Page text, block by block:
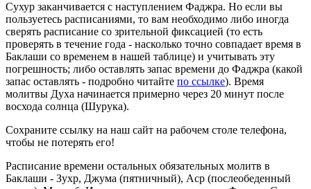
Сухур заканчивается с наступлением Фаджра. Но если вы
пользуетесь расписаниями, то вам необходимо либо иногда
сверять расписание со зрительной фиксацией (то есть
проверять в течение года - насколько точно совпадает время в
Баклаши со временем в нашей таблице) и учитывать эту
погрешность; либо оставлять запас времени до Фаджра (какой
запас оставлять - подробно читайте по ссылке). Время
молитвы Духа начинается примерно через 20 минут после
восхода солнца (Шурука).
Сохраните ссылку на наш сайт на рабочем столе телефона,
чтобы не потерять его!
Расписание времени остальных обязательных молитв в
Баклаши - Зухр, Джума (пятничный), Аср (послеобеденный